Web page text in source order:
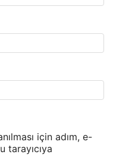
için adım, e-
tarayıcıya